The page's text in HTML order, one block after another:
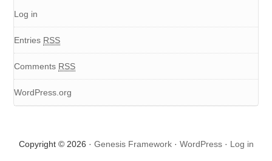
Log in
Entries RSS
Comments RSS
WordPress.org
Copyright © 2026 · Genesis Framework· WordPress· Log in